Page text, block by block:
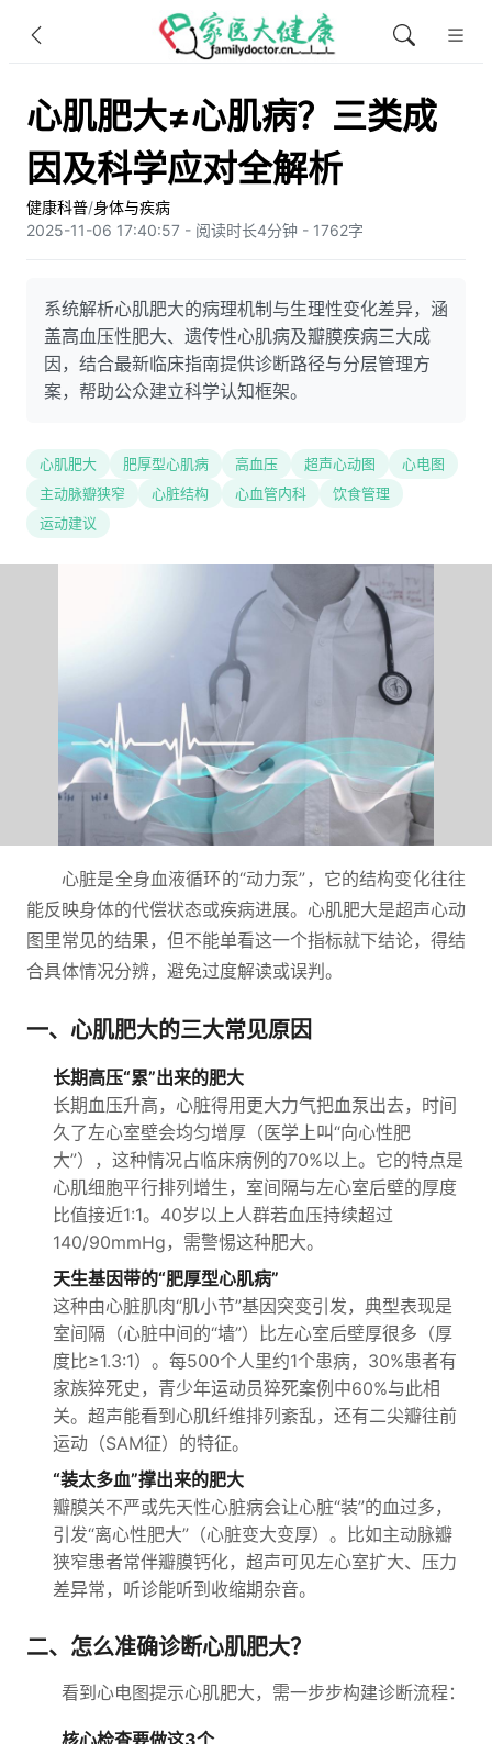
心肌肥大≠心肌病？三类成
因及科学应对全解析
健康科普/身体与疾病
2025-11-06 17:40:57 - 阅读时长4分钟 - 1762字
系统解析心肌肥大的病理机制与生理性变化差异，涵
盖高血压性肥大、遗传性心肌病及瓣膜疾病三大成
因，结合最新临床指南提供诊断路径与分层管理方
案，帮助公众建立科学认知框架。
心肌肥大 肥厚型心肌病 高血压 超声心动图
心电图
主动脉瓣狭窄
心脏结构 心血管内科
饮食管理
运动建议
心脏是全身血液循环的“动力泵”，它的结构变化往往
能反映身体的代偿状态或疾病进展。心肌肥大是超声心动
图里常见的结果，但不能单看这一个指标就下结论，得结
合具体情况分辨，避免过度解读或误判。
一、心肌肥大的三大常见原因
长期高压“累”出来的肥大
长期血压升高，心脏得用更大力气把血泵出去，时间
久了左心室壁会均匀增厚（医学上叫“向心性肥
大”），这种情况占临床病例的70%以上。它的特点是
心肌细胞平行排列增生，室间隔与左心室后壁的厚度
比值接近1:1。40岁以上人群若血压持续超过
140/90mmHg，需警惕这种肥大。
天生基因带的“肥厚型心肌病”
这种由心脏肌肉“肌小节”基因突变引发，典型表现是
室间隔（心脏中间的“墙”）比左心室后壁厚很多（厚
度比≥1.3:1）。每500个人里约1个患病，30%患者有
家族猝死史，青少年运动员猝死案例中60%与此相
关。超声能看到心肌纤维排列紊乱，还有二尖瓣往前
运动（SAM征）的特征。
“装太多血”撑出来的肥大
瓣膜关不严或先天性心脏病会让心脏“装”的血过多，
引发“离心性肥大”（心脏变大变厚）。比如主动脉瓣
狭窄患者常伴瓣膜钙化，超声可见左心室扩大、压力
差异常，听诊能听到收缩期杂音。
二、怎么准确诊断心肌肥大？
看到心电图提示心肌肥大，需一步步构建诊断流程：
核心检查要做这3个